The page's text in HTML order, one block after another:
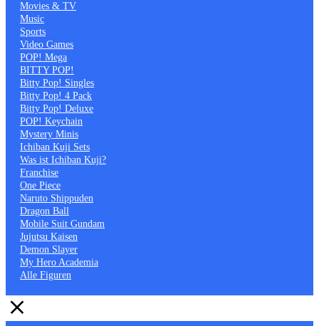
Movies & TV
Music
Sports
Video Games
POP! Mega
BITTY POP!
Bitty Pop! Singles
Bitty Pop! 4 Pack
Bitty Pop! Deluxe
POP! Keychain
Mystery Minis
Ichiban Kuji Sets
Was ist Ichiban Kuji?
Franchise
One Piece
Naruto Shippuden
Dragon Ball
Mobile Suit Gundam
Jujutsu Kaisen
Demon Slayer
My Hero Academia
Alle Figuren